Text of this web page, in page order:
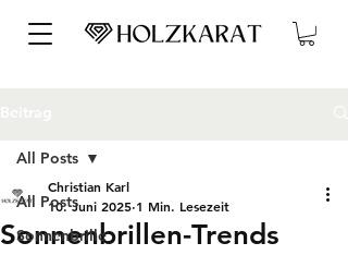
All Posts
Sonnenbrille
All Posts
Sonnenbrillen-Trends
Christian Karl
10. Juni 2025 1 Min. Lesezeit